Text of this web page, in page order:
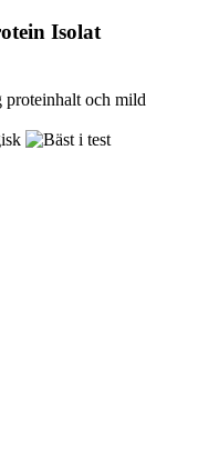
Isolat
proteinhalt och mild